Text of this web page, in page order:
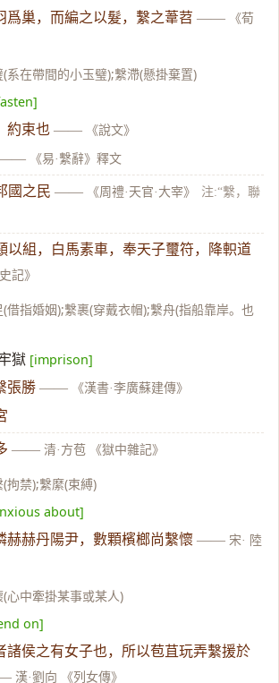
爲巢，而編之以髮，繫之葦苕 ——
《荀
(系在帶間的小玉璧);繫滯(懸掛棄置)
約束也 —— 《說文》
《易·繫辭》釋文
國之民 —— 《周禮·天官·大宰》
注:“繫，聯
以組，白馬素車，奉天子璽符，降軹道
史記》
(借指婚姻);繫裹(穿戴衣帽);繫舟(指船靠岸。也
獄 [imprison]
張勝 —— 《漢書·李廣蘇建傳》
—— 清·方苞 《獄中雜記》
(拘禁);繫縻(束縛)
about]
赫赫丹陽尹，數顆檳榔尚繫懷 —— 宋· 陸
(心中牽掛某事或某人)
on]
諸侯之有女子也，所以苞苴玩弄繫援於
漢·劉向 《列女傳》